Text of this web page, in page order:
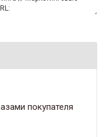
покупателя